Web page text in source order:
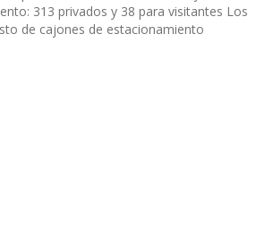
313 privados y 38 para visitantes Los
de cajones de estacionamiento